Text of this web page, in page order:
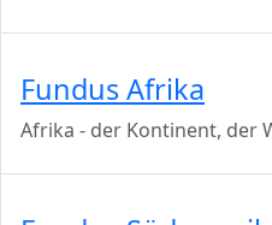
Fundus Afrika
Afrika - der Kontinent, der